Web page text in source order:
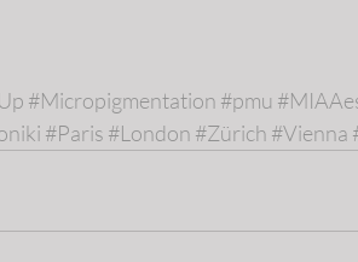
#Micropigmentation #pmu
#Paris #London #Zürich #Vienna